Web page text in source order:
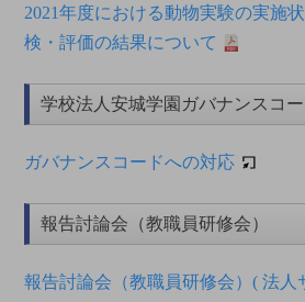
2021年度における動物実験の実施
検・評価の結果について
学校法人安城学園ガバナンスコ
ガバナンスコードへの対応
報告討論会（教職員研修会）
報告討論会（教職員研修会）( 法人